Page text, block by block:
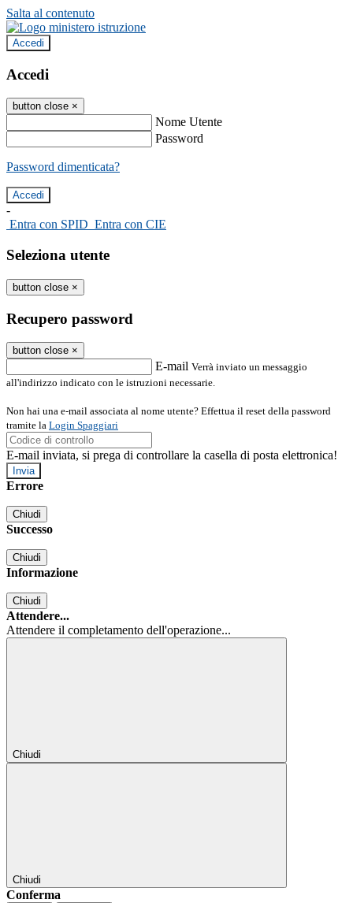
Salta al contenuto
Accedi
Accedi
button close ×
Nome Utente
Password
Password dimenticata?
-
Entra con SPID Entra con CIE
Seleziona utente
button close ×
Recupero password
button close ×
E-mail Verrà inviato un messaggio
all'indirizzo indicato con le istruzioni necessarie.
Non hai una e-mail associata al nome utente? Effettua il reset della password
tramite la Login Spaggiari
E-mail inviata, si prega di controllare la casella di posta elettronica!
Errore
Chiudi
Successo
Chiudi
Informazione
Chiudi
Attendere...
Attendere il completamento dell'operazione...
Chiudi
Chiudi
Conferma